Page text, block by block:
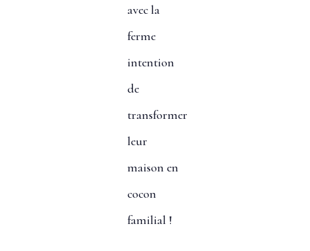
avec la
ferme
intention
de
transformer
leur
maison en
cocon
familial !